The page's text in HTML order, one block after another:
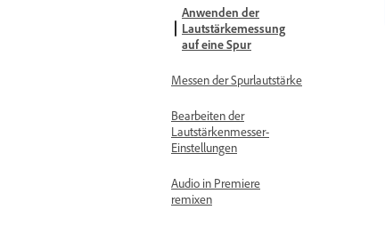
Anwenden der
Lautstärkemessung
auf eine Spur
Messen der Spurlautstärke
Bearbeiten der
Lautstärkenmesser-
Einstellungen
Audio in Premiere
remixen